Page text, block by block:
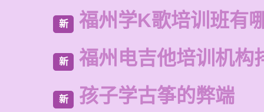
新 福州学K歌培训班有
新 福州电吉他培训机构
新 孩子学古筝的弊端